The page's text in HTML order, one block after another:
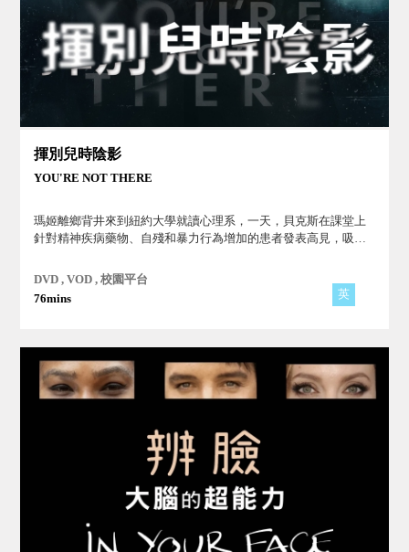
揮別兒時陰影
YOU'RE NOT THERE
瑪姬離鄉背井來到紐約大學就讀心理系，一天，貝克斯在課堂上
針對精神疾病藥物、自殘和暴力行為增加的患者發表高見，吸引
DVD , VOD , 校園平台
76mins
英